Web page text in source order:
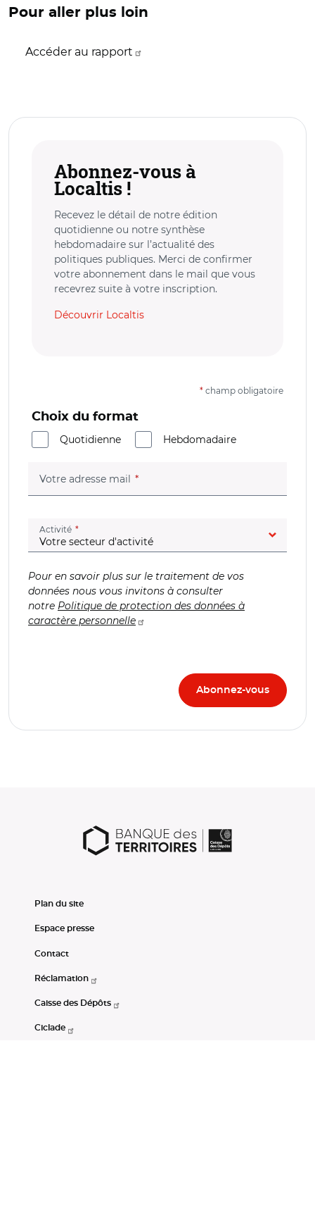
Pour aller plus loin
Accéder au rapport
Abonnez-vous à
Localtis !
Recevez le détail de notre édition
quotidienne ou notre synthèse
hebdomadaire sur l’actualité des
politiques publiques. Merci de confirmer
votre abonnement dans le mail que vous
recevrez suite à votre inscription.
Découvrir Localtis
* champ obligatoire
Choix du format
Quotidienne
Hebdomadaire
Votre adresse mail (champ obligatoire)
Activité (champ obligatoire)
Pour en savoir plus sur le traitement de vos
données nous vous invitons à consulter
notre Politique de protection des données à
caractère personnelle
Plan du site
Espace presse
Contact
Réclamation
Caisse des Dépôts
Ciclade